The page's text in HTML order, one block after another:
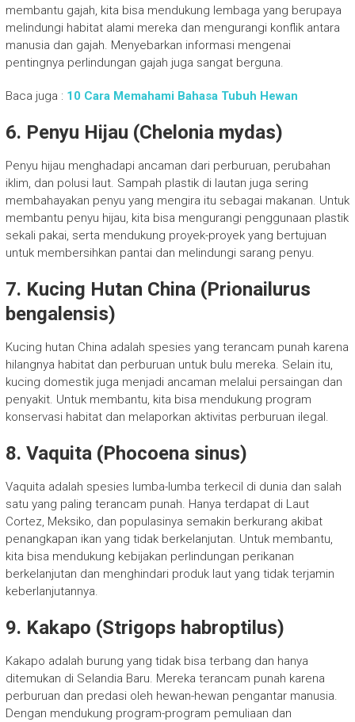
membantu gajah, kita bisa mendukung lembaga yang berupaya
melindungi habitat alami mereka dan mengurangi konflik antara
manusia dan gajah. Menyebarkan informasi mengenai
pentingnya perlindungan gajah juga sangat berguna.
Baca juga : 10 Cara Memahami Bahasa Tubuh Hewan
6. Penyu Hijau (Chelonia mydas)
Penyu hijau menghadapi ancaman dari perburuan, perubahan
iklim, dan polusi laut. Sampah plastik di lautan juga sering
membahayakan penyu yang mengira itu sebagai makanan. Untuk
membantu penyu hijau, kita bisa mengurangi penggunaan plastik
sekali pakai, serta mendukung proyek-proyek yang bertujuan
untuk membersihkan pantai dan melindungi sarang penyu.
7. Kucing Hutan China (Prionailurus
bengalensis)
Kucing hutan China adalah spesies yang terancam punah karena
hilangnya habitat dan perburuan untuk bulu mereka. Selain itu,
kucing domestik juga menjadi ancaman melalui persaingan dan
penyakit. Untuk membantu, kita bisa mendukung program
konservasi habitat dan melaporkan aktivitas perburuan ilegal.
8. Vaquita (Phocoena sinus)
Vaquita adalah spesies lumba-lumba terkecil di dunia dan salah
satu yang paling terancam punah. Hanya terdapat di Laut
Cortez, Meksiko, dan populasinya semakin berkurang akibat
penangkapan ikan yang tidak berkelanjutan. Untuk membantu,
kita bisa mendukung kebijakan perlindungan perikanan
berkelanjutan dan menghindari produk laut yang tidak terjamin
keberlanjutannya.
9. Kakapo (Strigops habroptilus)
Kakapo adalah burung yang tidak bisa terbang dan hanya
ditemukan di Selandia Baru. Mereka terancam punah karena
perburuan dan predasi oleh hewan-hewan pengantar manusia.
Dengan mendukung program-program pemuliaan dan